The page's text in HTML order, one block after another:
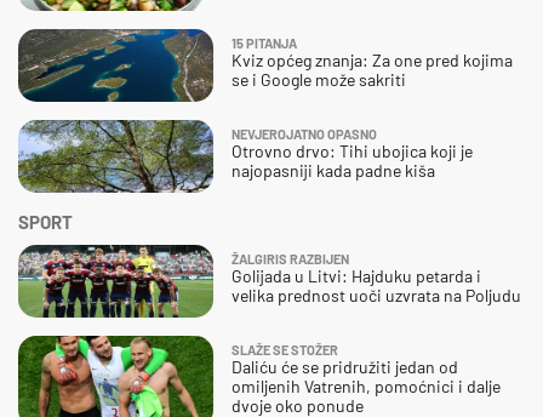
SPORT
ŽALGIRIS RAZBIJEN
Golijada u Litvi: Hajduku petarda i
velika prednost uoči uzvrata na Poljudu
SLAŽE SE STOŽER
Daliću će se pridružiti jedan od
omiljenih Vatrenih, pomoćnici i dalje
dvoje oko ponude
15 PITANJA
Kviz općeg znanja: Za one pred kojima
se i Google može sakriti
NEVJEROJATNO OPASNO
Otrovno drvo: Tihi ubojica koji je
najopasniji kada padne kiša